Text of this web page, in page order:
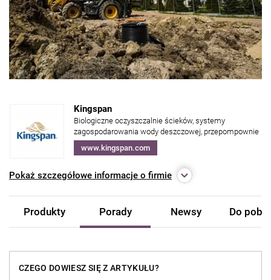
Kingspan
Biologiczne oczyszczalnie ścieków, systemy
zagospodarowania wody deszczowej, przepompownie
www.kingspan.com
Pokaż szczegółowe informacje o firmie
Produkty Porady Newsy Do
CZEGO DOWIESZ SIĘ Z ARTYKUŁU?